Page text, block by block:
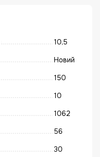
10,5
Новий
150
10
1062
56
30